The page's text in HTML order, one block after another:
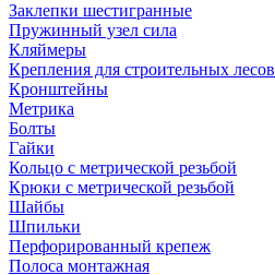
Заклепки шестигранные
Пружинный узел сила
Кляймеры
Крепления для строительных лесов
Кронштейны
Метрика
Болты
Гайки
Кольцо с метрической резьбой
Крюки с метрической резьбой
Шайбы
Шпильки
Перфорированный крепеж
Полоса монтажная